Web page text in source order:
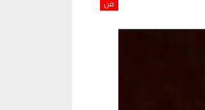
فن